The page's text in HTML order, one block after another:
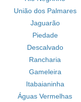
União dos Palmares
Jaguarão
Piedade
Descalvado
Rancharia
Gameleira
Itabaianinha
Águas Vermelhas